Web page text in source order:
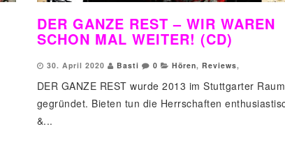
DER GANZE REST – WIR WAREN
SCHON MAL WEITER! (CD)
30. April 2020 Basti 0 Hören, Reviews,
DER GANZE REST wurde 2013 im Stuttgarter Raum
gegründet. Bieten tun die Herrschaften
&...